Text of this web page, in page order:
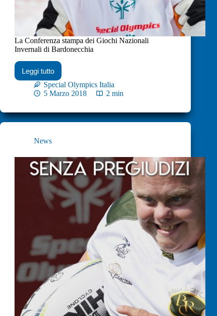
La Conferenza stampa dei Giochi Nazionali
Invernali di Bardonecchia
Leggi tutto
Special Olympics Italia
5 Marzo 2018
2 min
News